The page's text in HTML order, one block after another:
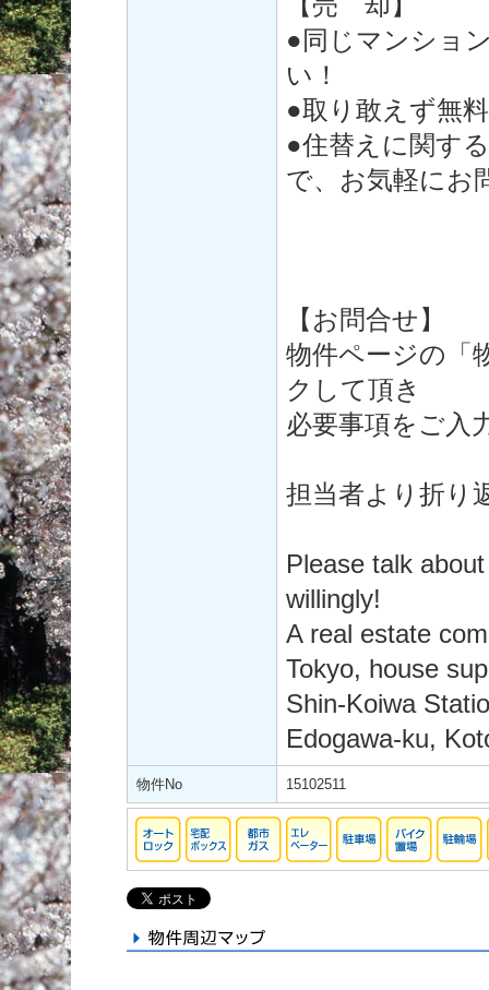
●同じマンショ
い！
●取り敢えず無
●住替えに関す
で、お気軽に
【お問合せ】
物件ページの「
クして頂き
必要事項をご入
担当者より折り
Please talk
willingly!
A real estate
Tokyo, house
Shin-Koiwa
Edogawa-ku,
物件No 15102511